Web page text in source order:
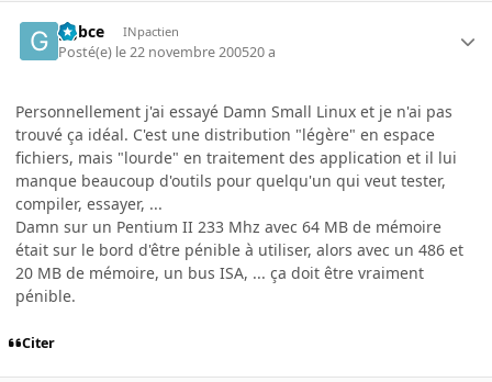
ggbce INpactien
Posté(e) le 22 novembre 200520 a
Personnellement j'ai essayé Damn Small Linux et je n'ai pas
trouvé ça idéal. C'est une distribution "légère" en espace
fichiers, mais "lourde" en traitement des application et il lui
manque beaucoup d'outils pour quelqu'un qui veut tester,
compiler, essayer, ...
Damn sur un Pentium II 233 Mhz avec 64 MB de mémoire
était sur le bord d'être pénible à utiliser, alors avec un 486 et
20 MB de mémoire, un bus ISA, ... ça doit être vraiment
pénible.
Citer